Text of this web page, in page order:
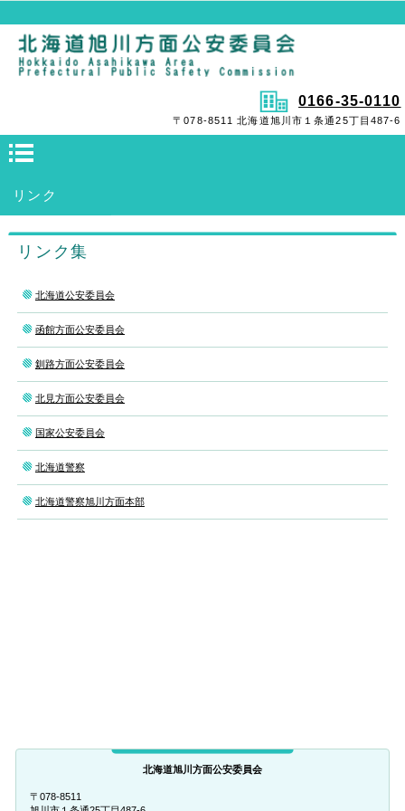
0166-35-0110
〒078-8511 北海道旭川市１条通25丁目487-6
リンク
リンク集
北海道公安委員会
函館方面公安委員会
釧路方面公安委員会
北見方面公安委員会
国家公安委員会
北海道警察
北海道警察旭川方面本部
北海道旭川方面公安委員会
〒078-8511